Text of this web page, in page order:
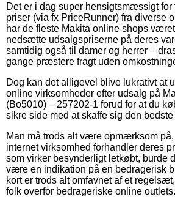
Det er i dag super hensigtsmæssigt
priser (via fx PriceRunner) fra diverse
har de fleste Makita online shops
nedsætte udsalgspriserne på deres
samtidig også til damer og herrer –
gange præstere fragt uden
Dog kan det alligevel blive lukrativt at
online virksomheder efter udsalg på
(Bo5010) – 257202-1 forud for at du
sikre side med at skaffe sig den bedste
Man må trods alt være opmærksom
internet virksomhed forhandler deres
som virker besynderligt letkøbt, burde
være en indikation på en bedragerisk
kort er trods alt omfavnet af et
folk overfor bedrageriske online outlets.